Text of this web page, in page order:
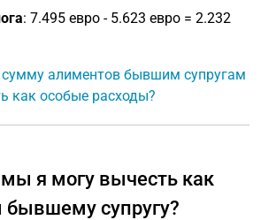
: 7.495 евро - 5.623 евро = 2.232
алиментов бывшим супругам
как особые расходы?
я могу вычесть как
супругу?